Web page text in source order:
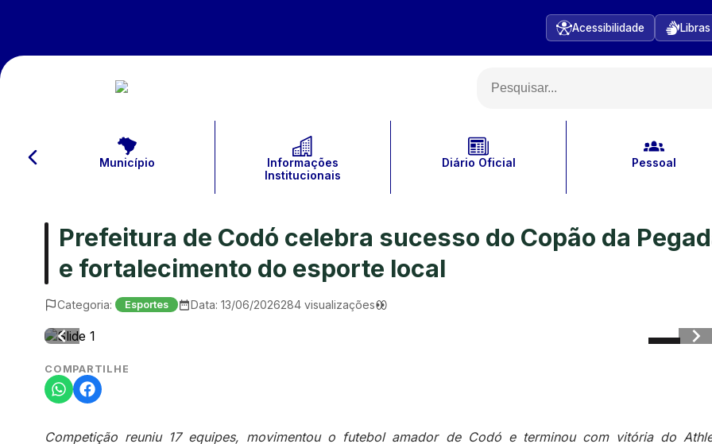
Acessibilidade Libras
Município
Informações
Institucionais
Diário Oficial Pessoal
Prefeitura de Codó celebra sucesso do Copão da
e fortalecimento do esporte local
Categoria: Esportes Data: 13/06/2026284 visualizações
COMPARTILHE
Competição reuniu 17 equipes, movimentou o futebol amador de Codó e terminou com vitória do